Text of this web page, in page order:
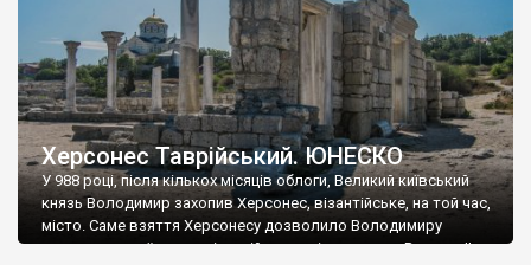
Херсонес Таврійський. ЮНЕСКО
У 988 році, після кількох місяців облоги, Великий київський
князь Володимир захопив Херсонес, візантійське, на той час,
місто. Саме взяття Херсонесу дозволило Володимиру
диктувати свої умови візантійському імператору Василю ІІ, та